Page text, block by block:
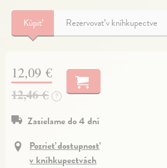
Kúpiť Rezervovať v kníhkupectve
12,09 €
12,46 € ?
Zasielame do 4 dní
Pozrieť dostupnosť
v kníhkupectvách